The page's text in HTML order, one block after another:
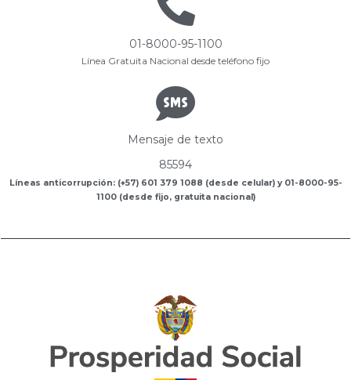
01-8000-95-1100
Línea Gratuita Nacional desde teléfono fijo
Mensaje de texto
85594
Líneas anticorrupción: (+57) 601 379 1088 (desde celular) y 01-8000-95-
1100 (desde fijo, gratuita nacional)